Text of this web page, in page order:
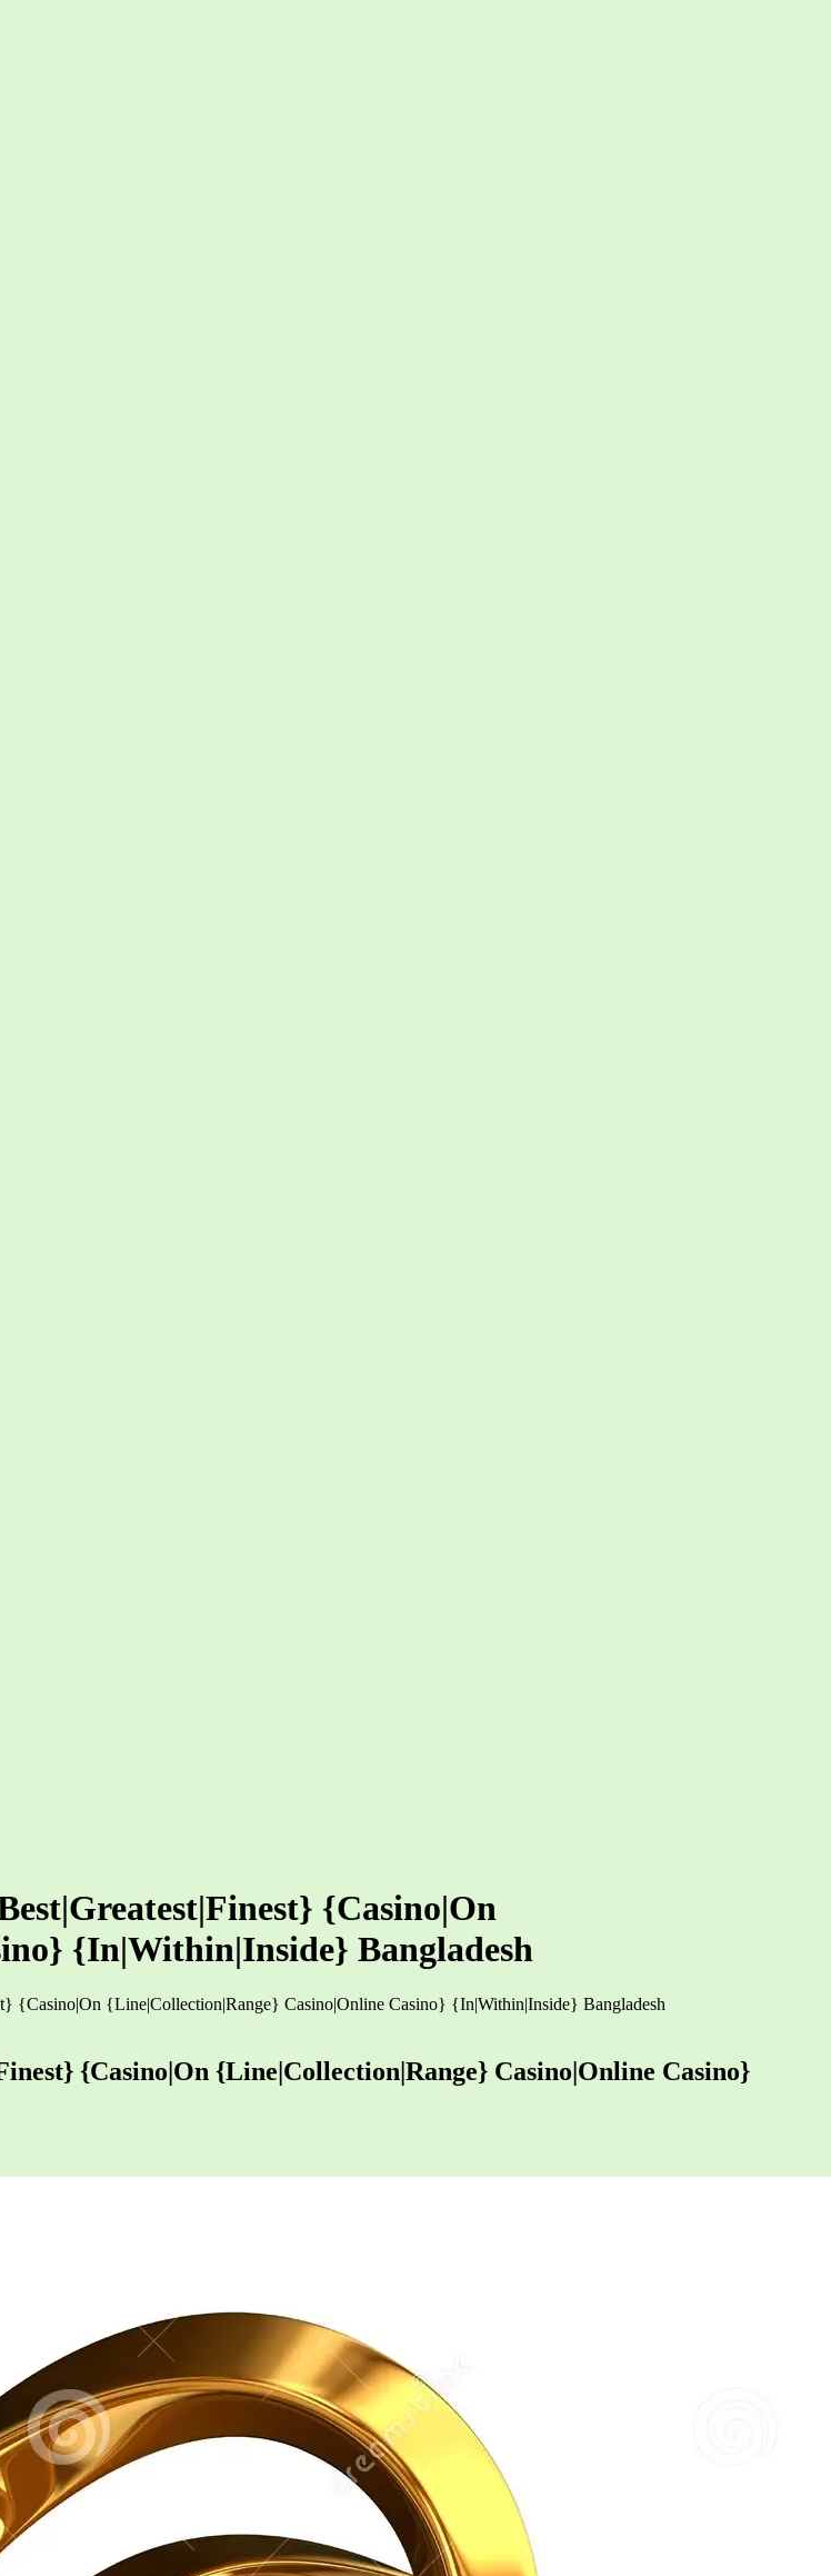
{Casino|On
{In|Within|Inside} Bangladesh
{Casino|On {Line|Collection|Range} Casino|Online Casino} {In|Within|Inside} Bangladesh
{Casino|On {Line|Collection|Range} Casino|Online Casino}